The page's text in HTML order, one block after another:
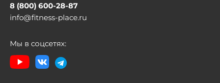
8 (800) 600-28-87
info@fitness-place.ru
Мы в соцсетях: